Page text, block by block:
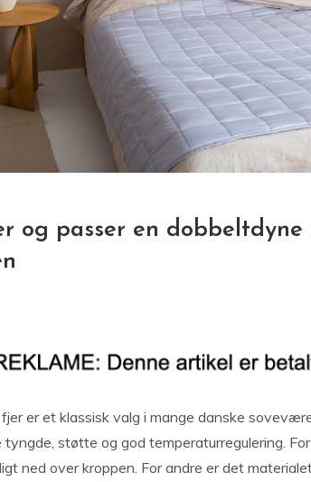
og passer en
er et klassisk valg i mange danske
tyngde, støtte og god temperaturregulering.
ned over kroppen. For andre er det